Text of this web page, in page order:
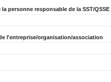
personne responsable de la SST/QSSE
l'entreprise/organisation/association